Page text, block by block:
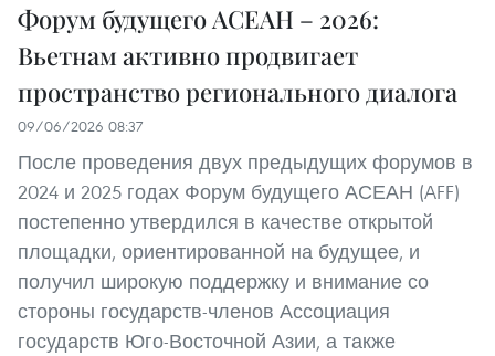
Форум будущего АСЕАН – 2026:
Вьетнам активно продвигает
пространство регионального диалога
09/06/2026 08:37
После проведения двух предыдущих форумов в
2024 и 2025 годах Форум будущего АСЕАН (AFF)
постепенно утвердился в качестве открытой
площадки, ориентированной на будущее, и
получил широкую поддержку и внимание со
стороны государств-членов Ассоциация
государств Юго-Восточной Азии, а также